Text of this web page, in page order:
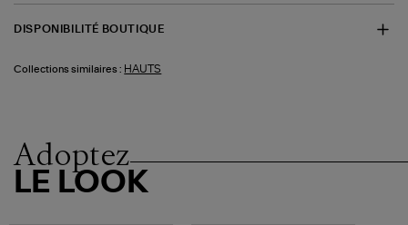
DISPONIBILITÉ BOUTIQUE
Collections similaires : HAUTS
Adoptez
LE LOOK